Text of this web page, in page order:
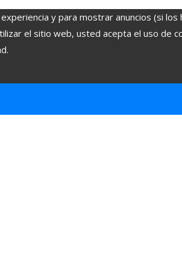
y para mostrar anuncios (si
el sitio web, usted acepta el uso de